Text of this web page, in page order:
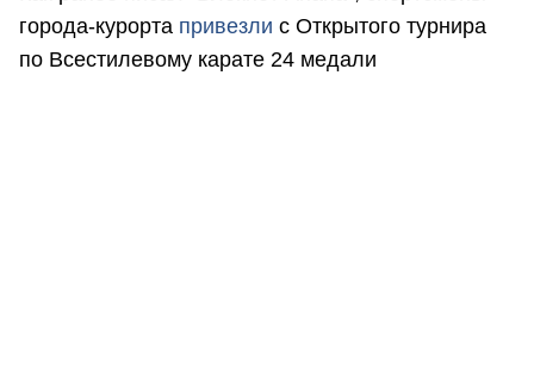
города-курорта привезли с Открытого турнира
по Всестилевому карате 24 медали